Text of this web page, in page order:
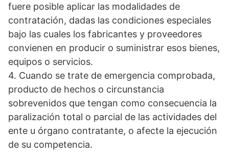
fuere posible aplicar las modalidades de
contratación, dadas las condiciones especiales
bajo las cuales los fabricantes y proveedores
convienen en producir o suministrar esos bienes,
equipos o servicios.
4. Cuando se trate de emergencia comprobada,
producto de hechos o circunstancia
sobrevenidos que tengan como consecuencia la
paralización total o parcial de las actividades del
ente u órgano contratante, o afecte la ejecución
de su competencia.